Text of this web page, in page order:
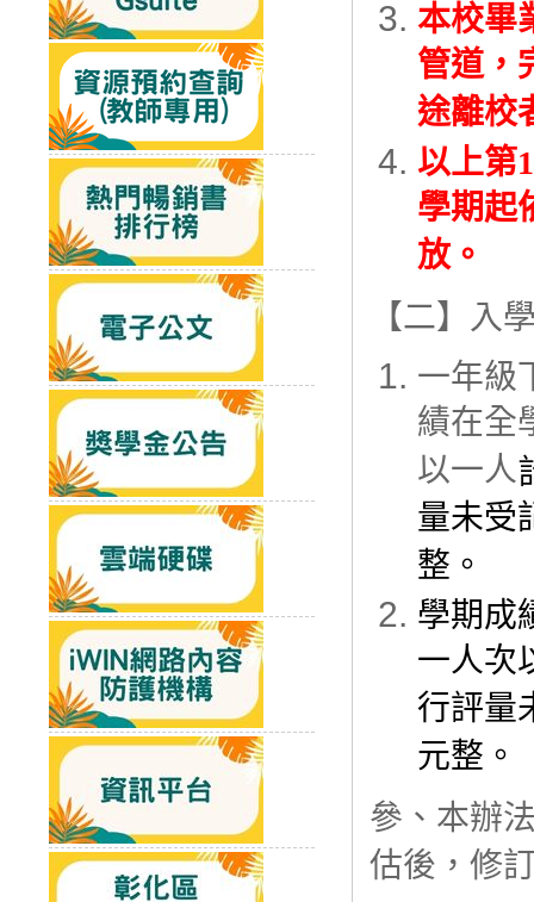
本校畢
管道，
途離校
以上第1
學期起
放。
【二】入
一年級
績在全
以一人
量未受
整。
學期成
一人次
行評量
元整。
參、本辦
估後，修